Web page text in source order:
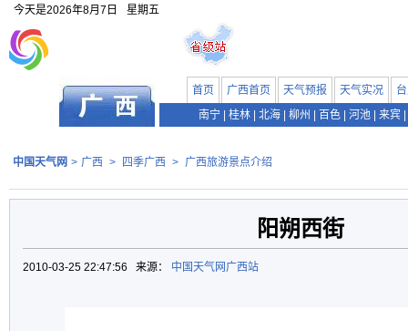
今天是2026年8月7日 星期五
首页 广西首页 天气预报 天气实况
南宁
桂林 北海 柳州 百色 河池 来宾
中国天气网 > 广西 > 四季广西 > 广西旅游景点介绍
阳朔西街
2010-03-25 22:47:56 来源： 中国天气网广西站